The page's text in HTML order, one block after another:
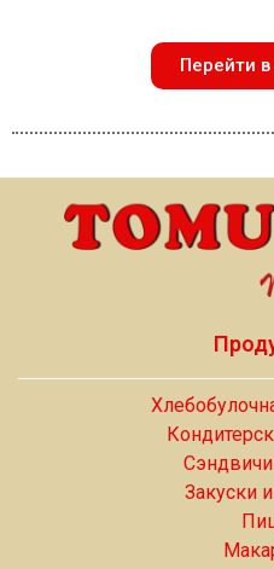
Перейти
Закуски